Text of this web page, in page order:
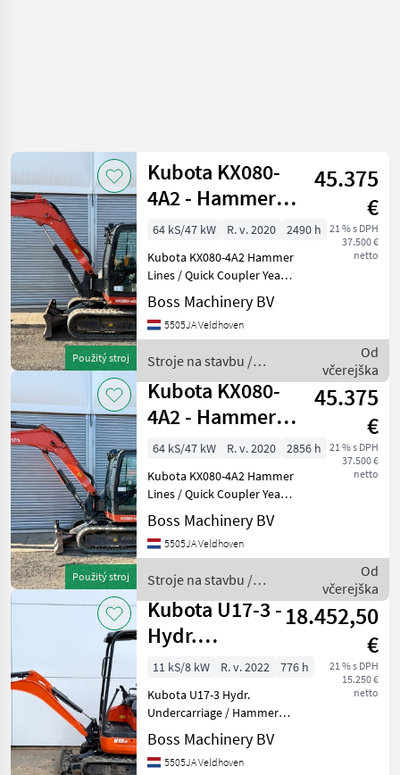
Použitý stroj
Kubota KX080-
4A2 - Hammer
Lines / Quick
Coupler
45.375
€
21 % s DPH
37.500 €
netto
64 kS/47 kW R. v. 2020
2490 h
Kubota KX080-4A2 Hammer
Lines / Quick Coupler Year:
2020 Reference number:
BM007591 Hours: 2.490
Type KX080-4A2 Location
Certificate: CE + EP
Boss Machinery BV
5505JA Veldhoven
Stroje na stavbu /
Kubota
Od
včerejška
Použitý stroj
Kubota KX080-
4A2 - Hammer
Lines / Quick
Coupler
45.375
€
21 % s DPH
37.500 €
netto
64 kS/47 kW R. v. 2020
2856 h
Kubota KX080-4A2 Hammer
Lines / Quick Coupler Year:
2020 Reference number:
BM007593 Hours: 2.856
Type KX080-4A2 Location
Certificate: CE + EP
Boss Machinery BV
5505JA Veldhoven
Stroje na stavbu /
Kubota
Od
včerejška
Kubota U17-3 -
Hydr.
Undercarriage /
Hammer Lines
18.452,50
€
21 % s DPH
15.250 €
netto
11 kS/8 kW R. v. 2022
776 h
Kubota U17-3 Hydr.
Undercarriage / Hammer
Lines Year: 2022 Reference
number: BM007563 Hours:
776 Type U17-3 Location
Boss Machinery BV
5505JA Veldhoven